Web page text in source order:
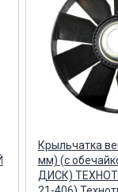
Крыльчатка
мм) (с
ДИСК)